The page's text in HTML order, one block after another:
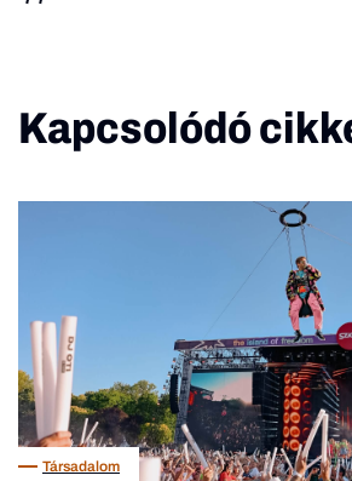
Kapcsolódó
Társadalom